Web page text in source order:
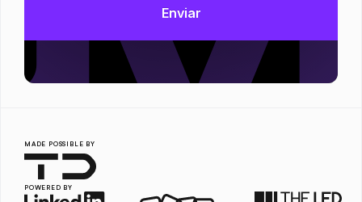
MADE POSSIBLE BY
POWERED BY